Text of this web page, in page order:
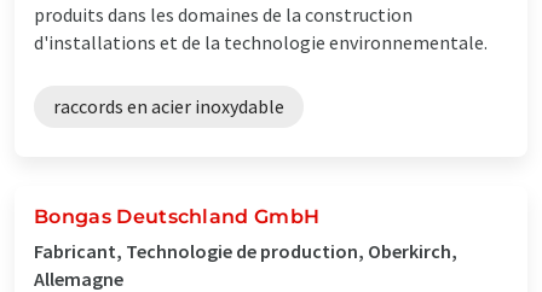
produits dans les domaines de la construction
d'installations et de la technologie environnementale.
raccords en acier inoxydable
Bongas Deutschland GmbH
Fabricant, Technologie de production, Oberkirch,
Allemagne